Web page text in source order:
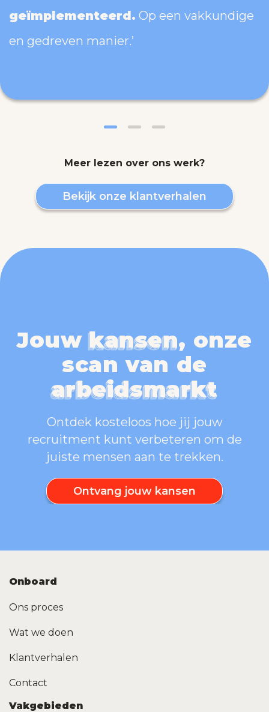
geïmplementeerd. Op een vakkundige
en gedreven manier.’
Meer lezen over ons werk?
Bekijk onze klantverhalen
Jouwkansen, onze
scan van de
arbeidsmarkt
kansen
arbeidsmarkt
kansen
arbeidsmarkt
kansen
arbeidsmarkt
Ontdek kosteloos hoe jij jouw
recruitment kunt verbeteren om de
juiste mensen aan te trekken.
Ontvang jouw kansen
Onboard
Ons proces
Wat we doen
Klantverhalen
Contact
Vakgebieden